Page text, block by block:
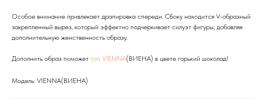
Особое внимание привлекает драпировка спереди. Сбоку находится V-образный
закрепленный вырез, который эффектно подчеркивает силуэт фигуры, добавляя
дополнительную женственность образу.
Дополнить образ поможет топ VIENNA(ВИЕНА) в цвете горький шоколад!
Модель: VIENNA(ВИЕНА)